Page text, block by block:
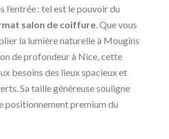
l’entrée : tel est le pouvoir du
salon de coiffure. Que vous
la lumière naturelle à Mougins
de profondeur à Nice, cette
besoins des lieux spacieux et
Sa taille généreuse souligne
positionnement premium du